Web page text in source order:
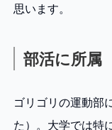
思います。
部活に所属
ゴリゴリの運動部
た）。大学では特